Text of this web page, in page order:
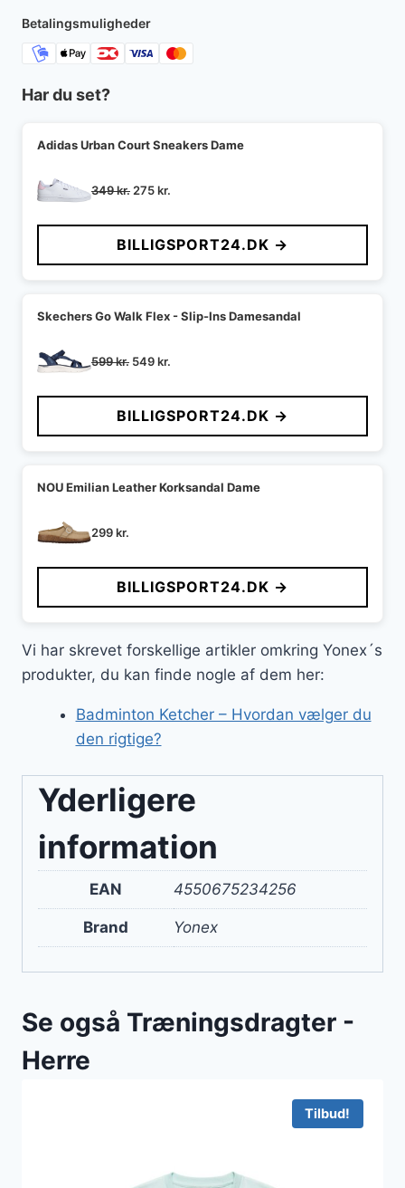
599 kr..
Betalingsmuligheder
Har du set?
Adidas Urban Court Sneakers Dame
349kr. Den
pris
var:
349 kr..
275kr.
pris
er:
275 kr..
BILLIGSPORT24.DK →
Skechers Go Walk Flex - Slip-Ins Damesandal
599kr. Den
pris
var:
599 kr..
549kr.
pris
er:
549 kr..
BILLIGSPORT24.DK →
NOU Emilian Leather Korksandal Dame
299kr.
BILLIGSPORT24.DK →
Vi har skrevet forskellige artikler omkring Yonex´s
produkter, du kan finde nogle af dem her:
Badminton Ketcher – Hvordan vælger du
den rigtige?
Yderligere
information
EAN 4550675234256
Brand Yonex
Se også Træningsdragter -
Herre
Tilbud!